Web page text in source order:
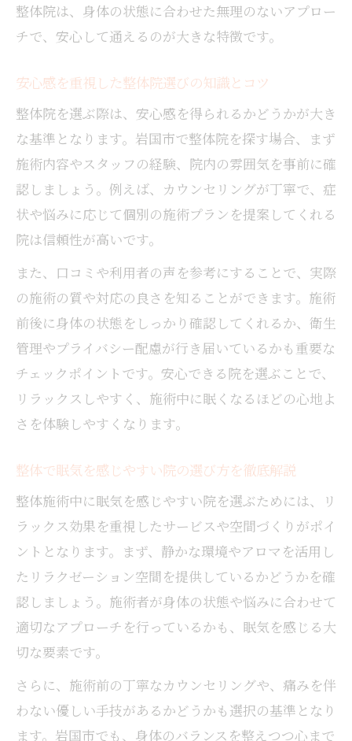
整体院は、身体の状態に合わせた無理のないアプロー
チで、安心して通えるのが大きな特徴です。
安心感を重視した整体院選びの知識とコツ
整体院を選ぶ際は、安心感を得られるかどうかが大き
な基準となります。岩国市で整体院を探す場合、まず
施術内容やスタッフの経験、院内の雰囲気を事前に確
認しましょう。例えば、カウンセリングが丁寧で、症
状や悩みに応じて個別の施術プランを提案してくれる
院は信頼性が高いです。
また、口コミや利用者の声を参考にすることで、実際
の施術の質や対応の良さを知ることができます。施術
前後に身体の状態をしっかり確認してくれるか、衛生
管理やプライバシー配慮が行き届いているかも重要な
チェックポイントです。安心できる院を選ぶことで、
リラックスしやすく、施術中に眠くなるほどの心地よ
さを体験しやすくなります。
整体で眠気を感じやすい院の選び方を徹底解説
整体施術中に眠気を感じやすい院を選ぶためには、リ
ラックス効果を重視したサービスや空間づくりがポイ
ントとなります。まず、静かな環境やアロマを活用し
たリラクゼーション空間を提供しているかどうかを確
認しましょう。施術者が身体の状態や悩みに合わせて
適切なアプローチを行っているかも、眠気を感じる大
切な要素です。
さらに、施術前の丁寧なカウンセリングや、痛みを伴
わない優しい手技があるかどうかも選択の基準となり
ます。岩国市でも、身体のバランスを整えつつ心まで